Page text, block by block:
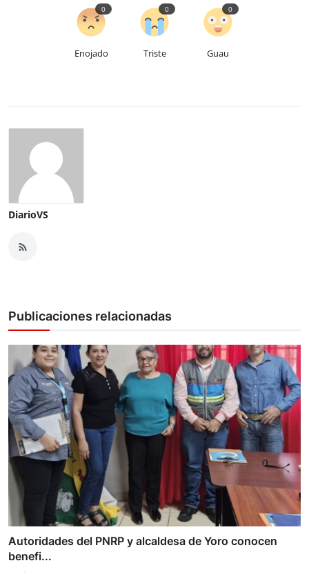
Enojado
0
Triste
0
Guau
0
DiarioVS
Publicaciones relacionadas
Autoridades del PNRP y alcaldesa de Yoro conocen
benefi...